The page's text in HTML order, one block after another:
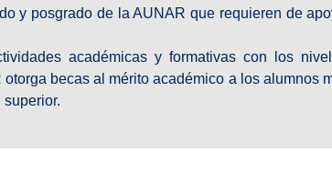
y posgrado de la AUNAR que requieren de
académicas y formativas con los
becas al mérito académico a los alumnos